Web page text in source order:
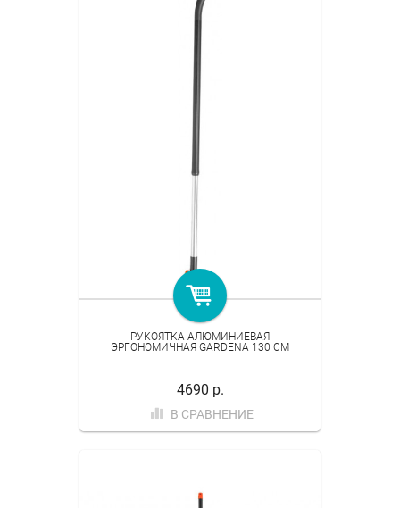
РУКОЯТКА АЛЮМИНИЕВАЯ
ЭРГОНОМИЧНАЯ GARDENA 130 СМ
4690 р.
В СРАВНЕНИЕ